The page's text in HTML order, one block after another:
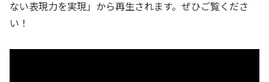
ない表現力を実現」から再生されます。ぜひご覧くださ
い！